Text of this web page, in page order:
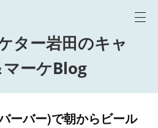
ター岩田のキャ
マーケBlog
ーバー)で朝からビール